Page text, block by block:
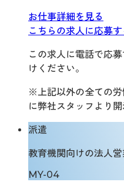
お仕事詳細を見る
こちらの求人に応募す
この求人に電話で応
けください。
※上記以外の全ての労
に弊社スタッフより開
派遣
教育機関向けの法人
MY-04